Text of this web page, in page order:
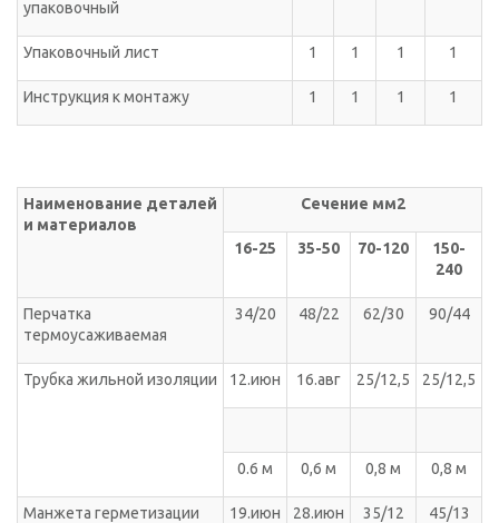
упаковочный
Упаковочный лист 1 1 1 1
Инструкция к монтажу 1 1 1 1
Наименование деталей
и материалов
Сечение мм2
16-25 35-50 70-120
150-
240
Перчатка
термоусаживаемая
34/20 48/22 62/30 90/44
Трубка жильной изоляции 12.июн 16.авг 25/12,5 25/12,5
0.6 м 0,6 м 0,8 м 0,8 м
Манжета герметизации
19.июн 28.июн 35/12 45/13